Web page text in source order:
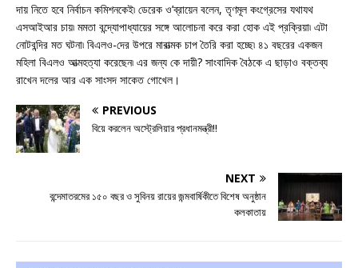
দায় নিতে হবে নির্বাচন কমিশনকেই৷ ডেরেক ও’ব্রায়েন বলেন, তৃণমূল কংগ্রেসের যথাযথ
এসআইআর চায়৷ মমতা বন্দ্যোপাধ্যায়ের সঙ্গে আলোচনা করে করা হোক এই প্রক্রিয়া৷ এটা
নোটবন্দির মত ঘটনা৷ বিএলও-দের উপরে মারাত্মক চাপ তৈরি করা হচ্ছে৷ ৪১ বছরের একজন
মহিলা বিএলও আত্মহত্যা করেছেন৷ এর জন্য কে দায়ী? সাংবাদিক বৈঠকে এ ছাড়াও বক্তব্য
রাখেন দলের আর এক সাংসদ সাকেত গোখেল।
PREVIOUS
বিয়ে করলেন অস্ট্রেলিয়ার প্রধানমন্ত্রী!!
NEXT
বন্দেমাতরমের ১৫০ বছর ও সুবিনয় রায়ের জন্মবার্ষিকীতে বিশেষ অনুষ্ঠান
কলকাতায়